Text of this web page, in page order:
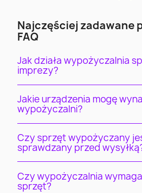
Najczęściej zadawane
FAQ
Jak działa wypożyczalnia
imprezy?
Jakie urządzenia mogę
wypożyczalni?
Czy sprzęt wypożyczany
sprawdzany przed
Czy wypożyczalnia
sprzęt?